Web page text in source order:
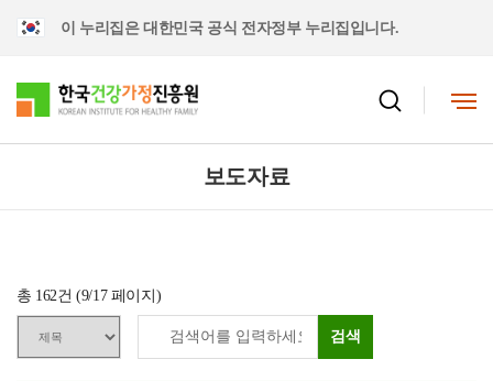
이 누리집은 대한민국 공식 전자정부 누리집입니다.
보도자료
총 162건 (9/17 페이지)
검색